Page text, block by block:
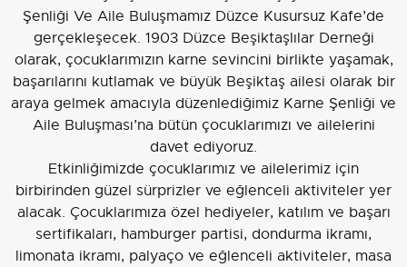
Şenliği Ve Aile Buluşmamız Düzce Kusursuz Kafe’de
gerçekleşecek. 1903 Düzce Beşiktaşlılar Derneği
olarak, çocuklarımızın karne sevincini birlikte yaşamak,
başarılarını kutlamak ve büyük Beşiktaş ailesi olarak bir
araya gelmek amacıyla düzenlediğimiz Karne Şenliği ve
Aile Buluşması’na bütün çocuklarımızı ve ailelerini
davet ediyoruz.
Etkinliğimizde çocuklarımız ve ailelerimiz için
birbirinden güzel sürprizler ve eğlenceli aktiviteler yer
alacak. Çocuklarımıza özel hediyeler, katılım ve başarı
sertifikaları, hamburger partisi, dondurma ikramı,
limonata ikramı, palyaço ve eğlenceli aktiviteler, masa